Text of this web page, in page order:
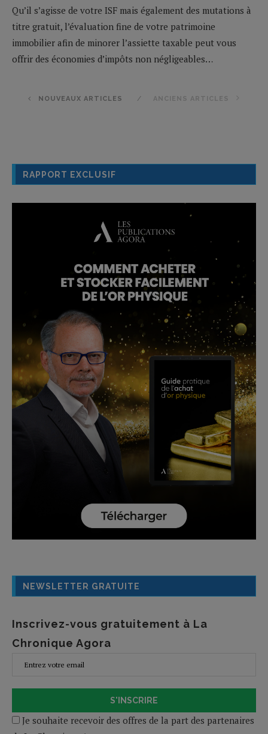
Qu’il s’agisse de votre ISF mais également des mutations à
titre gratuit, l’évaluation fine de votre patrimoine
immobilier afin de minorer l’assiette taxable peut vous
offrir des économies d’impôts non négligeables…
NOUVEAUX ARTICLES ANCIENS ARTICLES
RAPPORT EXCLUSIF
NEWSLETTER GRATUITE
Inscrivez-vous gratuitement à La
Chronique Agora
S'INSCRIRE
Je souhaite recevoir des offres de la part des partenaires